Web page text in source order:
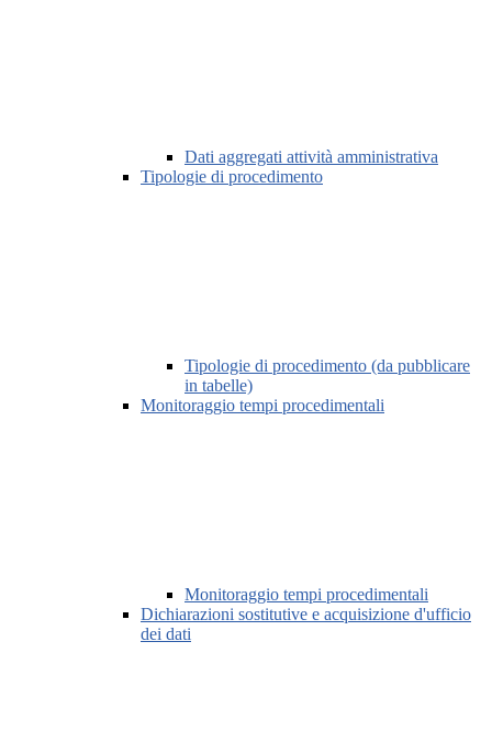
Dati aggregati attività amministrativa
Tipologie di procedimento
Tipologie di procedimento (da pubblicare
in tabelle)
Monitoraggio tempi procedimentali
Monitoraggio tempi procedimentali
Dichiarazioni sostitutive e acquisizione d'ufficio
dei dati